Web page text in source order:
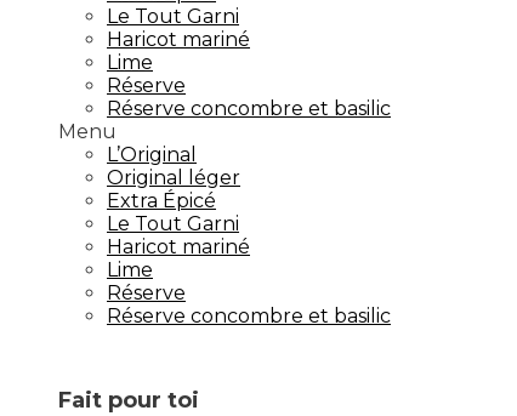
Le Tout Garni
Haricot mariné
Lime
Réserve
Réserve concombre et basilic
Menu
L’Original
Original léger
Extra Épicé
Le Tout Garni
Haricot mariné
Lime
Réserve
Réserve concombre et basilic
Fait pour toi